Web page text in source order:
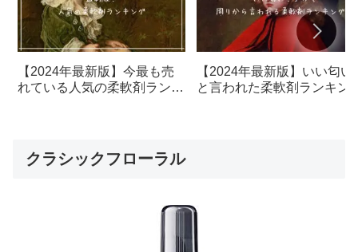
【2024年最新版】今最も売
れている人気の柔軟剤ランキ
【2024年最新版】いい匂い
と言われた柔軟剤ランキン
クラシックフローラル